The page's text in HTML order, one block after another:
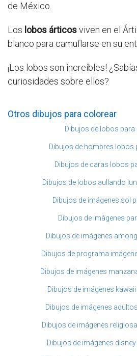
de México.
Los lobos árticosviven en el
blanco para camuflarse en su
¡Los lobos son increíbles!
curiosidades sobre ellos?
Otros dibujos para colorear
Dibujos de lobos
Dibujos de hombres lobos
Dibujos de caras lobos
Dibujos de lobos aullando
Dibujos de imágenes sol
Dibujos de imàgenes
Dibujos de imágenes
Dibujos de programa
Dibujos de imágenes
Dibujos de imágenes
Dibujos de imágenes
Dibujos de imágenes
Dibujos de imágenes